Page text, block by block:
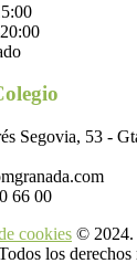
Segovia, 53 -
66 00
cookies © 2024.
los derechos